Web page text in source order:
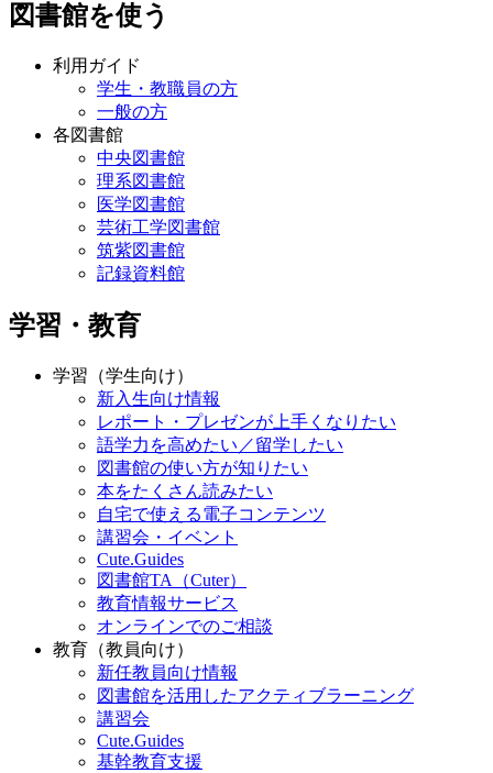
図書館を使う
利用ガイド
学生・教職員の方
一般の方
各図書館
中央図書館
理系図書館
医学図書館
芸術工学図書館
筑紫図書館
記録資料館
学習・教育
学習（学生向け）
新入生向け情報
レポート・プレゼンが上手くなりたい
語学力を高めたい／留学したい
図書館の使い方が知りたい
本をたくさん読みたい
自宅で使える電子コンテンツ
講習会・イベント
Cute.Guides
図書館TA（Cuter）
教育情報サービス
オンラインでのご相談
教育（教員向け）
新任教員向け情報
図書館を活用したアクティブラーニング
講習会
Cute.Guides
基幹教育支援